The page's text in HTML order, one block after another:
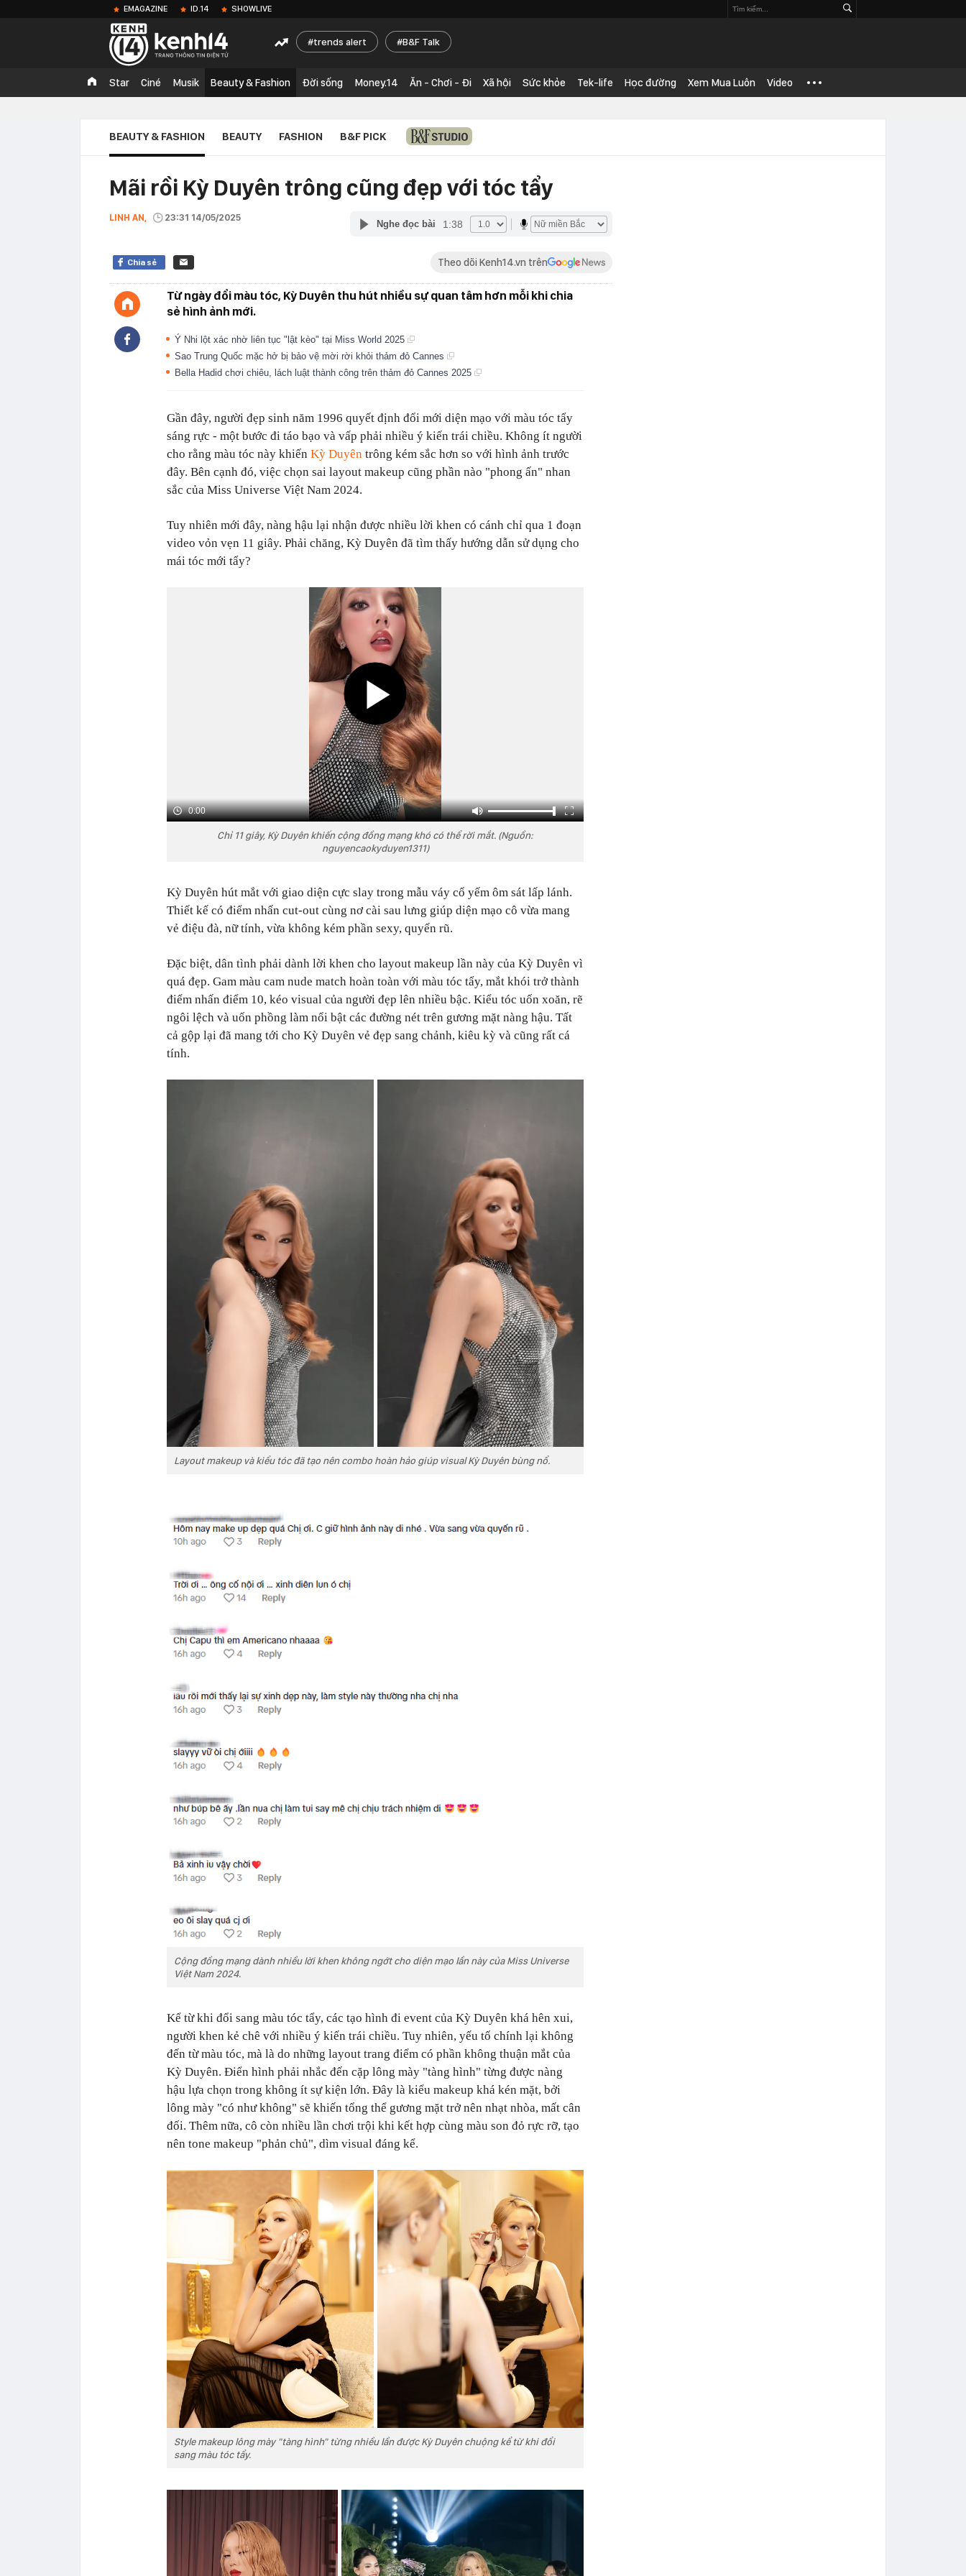
EMAGAZINE ID.14 SHOWLIVE
trends alert B&F Talk
Star Ciné Musik Beauty & Fashion Đời sống Money.14 Ăn - Chơi - Đi Xã hội Sức khỏe Tek-life Học đường Xem Mua Luôn Video
BEAUTY & FASHION BEAUTY FASHION B&F PICK
Mãi rồi Kỳ Duyên trông cũng đẹp với tóc tẩy
LINH AN, 23:31 14/05/2025
Nghe đọc bài 1:38
Chia sẻ Theo dõi Kenh14.vn trên
Từ ngày đổi màu tóc, Kỳ Duyên thu hút nhiều sự quan tâm hơn mỗi khi chia
sẻ hình ảnh mới.
Ý Nhi lột xác nhờ liên tục "lật kèo" tại Miss World 2025
Sao Trung Quốc mặc hở bị bảo vệ mời rời khỏi thảm đỏ Cannes
Bella Hadid chơi chiêu, lách luật thành công trên thảm đỏ Cannes 2025
Gần đây, người đẹp sinh năm 1996 quyết định đổi mới diện mạo với màu tóc tẩy
sáng rực - một bước đi táo bạo và vấp phải nhiều ý kiến trái chiều. Không ít người
cho rằng màu tóc này khiến Kỳ Duyên trông kém sắc hơn so với hình ảnh trước
đây. Bên cạnh đó, việc chọn sai layout makeup cũng phần nào "phong ấn" nhan
sắc của Miss Universe Việt Nam 2024.
Tuy nhiên mới đây, nàng hậu lại nhận được nhiều lời khen có cánh chỉ qua 1 đoạn
video vỏn vẹn 11 giây. Phải chăng, Kỳ Duyên đã tìm thấy hướng dẫn sử dụng cho
mái tóc mới tẩy?
0:00
Chỉ 11 giây, Kỳ Duyên khiến cộng đồng mạng khó có thể rời mắt. (Nguồn:
nguyencaokyduyen1311)
Kỳ Duyên hút mắt với giao diện cực slay trong mẫu váy cổ yếm ôm sát lấp lánh.
Thiết kế có điểm nhấn cut-out cùng nơ cài sau lưng giúp diện mạo cô vừa mang
vẻ điệu đà, nữ tính, vừa không kém phần sexy, quyến rũ.
Đặc biệt, dân tình phải dành lời khen cho layout makeup lần này của Kỳ Duyên vì
quá đẹp. Gam màu cam nude match hoàn toàn với màu tóc tẩy, mắt khói trở thành
điểm nhấn điểm 10, kéo visual của người đẹp lên nhiều bậc. Kiểu tóc uốn xoăn, rẽ
ngôi lệch và uốn phồng làm nổi bật các đường nét trên gương mặt nàng hậu. Tất
cả gộp lại đã mang tới cho Kỳ Duyên vẻ đẹp sang chảnh, kiêu kỳ và cũng rất cá
tính.
Layout makeup và kiểu tóc đã tạo nên combo hoàn hảo giúp visual Kỳ Duyên bùng nổ.
Cộng đồng mạng dành nhiều lời khen không ngớt cho diện mạo lần này của Miss Universe
Việt Nam 2024.
Kể từ khi đổi sang màu tóc tẩy, các tạo hình đi event của Kỳ Duyên khá hên xui,
người khen kẻ chê với nhiều ý kiến trái chiều. Tuy nhiên, yếu tố chính lại không
đến từ màu tóc, mà là do những layout trang điểm có phần không thuận mắt của
Kỳ Duyên. Điển hình phải nhắc đến cặp lông mày "tàng hình" từng được nàng
hậu lựa chọn trong không ít sự kiện lớn. Đây là kiểu makeup khá kén mặt, bởi
lông mày "có như không" sẽ khiến tổng thể gương mặt trở nên nhạt nhòa, mất cân
đối. Thêm nữa, cô còn nhiều lần chơi trội khi kết hợp cùng màu son đỏ rực rỡ, tạo
nên tone makeup "phản chủ", dìm visual đáng kể.
Style makeup lông mày "tàng hình" từng nhiều lần được Kỳ Duyên chuộng kể từ khi đổi
sang màu tóc tẩy.